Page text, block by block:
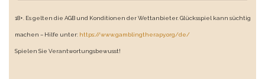
18+. Es gelten die AGB und Konditionen der Wettanbieter. Glücksspiel kann süchtig
machen – Hilfe unter: https://www.gamblingtherapy.org/de/
Spielen Sie Verantwortungsbewusst!